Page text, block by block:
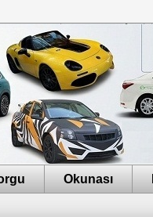
Okunası